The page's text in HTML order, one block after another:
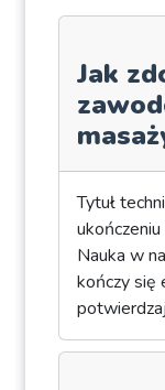
Jak
Tytuł
Nauka w
kończy się